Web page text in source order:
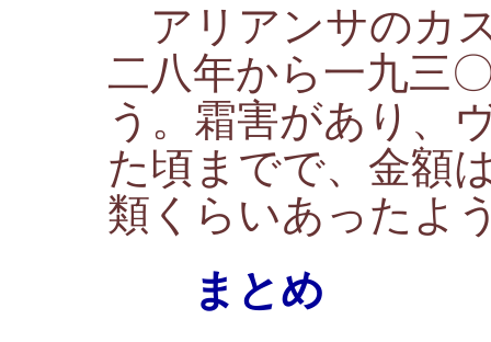
アリアンサのカ
二八年から一九三
う。霜害があり、
た頃までで、金額
類くらいあったよ
まとめ